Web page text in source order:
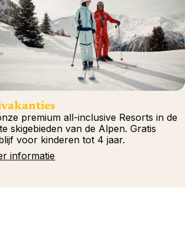
premium all-inclusive Resorts in de
skigebieden van de Alpen. Gratis
voor kinderen tot 4 jaar.
informatie